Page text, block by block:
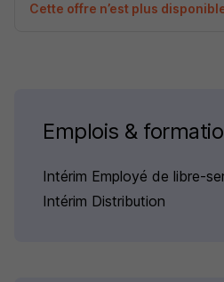
Cette offre n’est plus
Emplois &
Intérim Employé de libre-
Intérim Distribution